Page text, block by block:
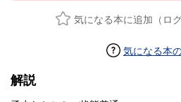
気になる本に追加（ロ
気になる本
解説